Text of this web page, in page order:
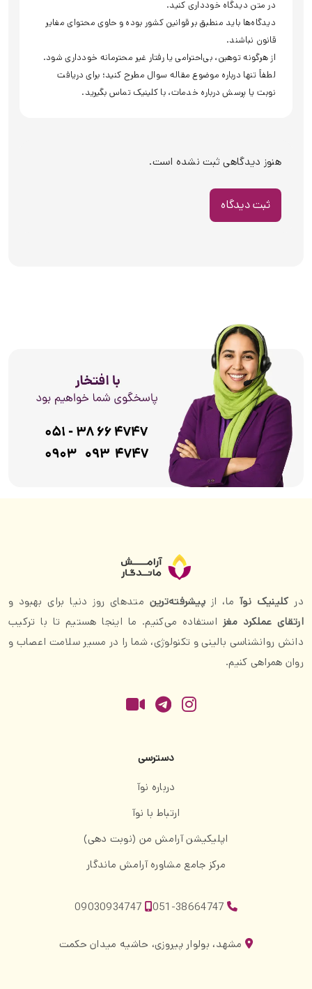
در متن دیدگاه خودداری کنید.
دیدگاه‌ها باید منطبق بر قوانین کشور بوده و حاوی محتوای مغایر
قانون نباشند.
از هرگونه توهین، بی‌احترامی یا رفتار غیر محترمانه خودداری شود.
لطفاً تنها درباره موضوع مقاله سوال مطرح کنید؛ برای دریافت
نوبت یا پرسش درباره خدمات، با کلینیک تماس بگیرید.
هنوز دیدگاهی ثبت نشده است.
ثبت دیدگاه
درکلینیک نوآما، از پیشرفته‌ترین متدهای روز دنیا برای بهبود و
ارتقای عملکرد مغز استفاده می‌کنیم. ما اینجا هستیم تا با ترکیب
دانش روانشناسی بالینی و تکنولوژی، شما را در مسیر سلامت اعصاب و
روان همراهی کنیم.
دسترسی
درباره نوآ
ارتباط با نوآ
اپلیکیشن آرامش من (نوبت دهی)
مرکز جامع مشاوره آرامش ماندگار
مشهد، بولوار پیروزی، حاشیه میدان حکمت